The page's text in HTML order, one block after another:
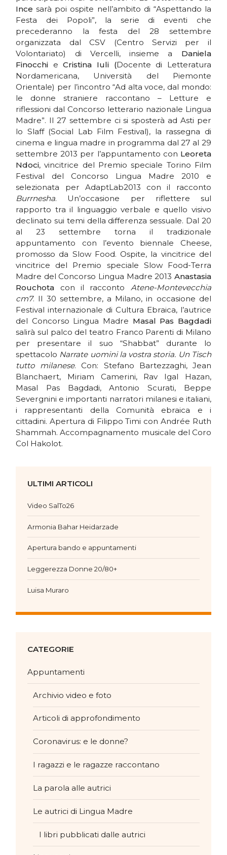
Ince sarà poi ospite nell’ambito di “Aspettando la
Festa dei Popoli”, la serie di eventi che
precederanno la festa del 28 settembre
organizzata dal CSV (Centro Servizi per il
Volontariato) di Vercelli, insieme a Daniela
Finocchi eCristina Iuli (Docente di Letteratura
Nordamericana, Università del Piemonte
Orientale) per l’incontro “Ad alta voce, dal mondo:
le donne straniere raccontano – Letture e
riflessioni dal Concorso letterario nazionale Lingua
Madre”. Il 27 settembre ci si sposterà ad Asti per
lo Slaff (Social Lab Film Festival), la rassegna di
cinema e lingua madre in programma dal 27 al 29
settembre 2013 per l’appuntamento con Leoreta
Ndoci, vincitrice del Premio speciale Torino Film
Festival del Concorso Lingua Madre 2010 e
selezionata per AdaptLab2013 con il racconto
Burrnesha. Un’occasione per riflettere sul
rapporto tra il linguaggio verbale e quello visivo
declinato sui temi della differenza sessuale. Dal 20
al 23 settembre torna il tradizionale
appuntamento con l’evento biennale Cheese,
promosso da Slow Food. Ospite, la vincitrice del
vincitrice del Premio speciale Slow Food-Terra
Madre del Concorso Lingua Madre 2013 Anastasia
Rouchota con il racconto Atene-Montevecchia
cm7. Il 30 settembre, a Milano, in occasione del
Festival internazionale di Cultura Ebraica, l’autrice
del Concorso Lingua Madre Masal Pas Bagdadi
salirà sul palco del teatro Franco Parenti di Milano
per presentare il suo “Shabbat” durante lo
spettacolo Narrate uomini la vostra storia. Un Tisch
tutto milanese. Con: Stefano Bartezzaghi, Jean
Blanchaert, Miriam Camerini, Rav Igal Hazan,
Masal Pas Bagdadi, Antonio Scurati, Beppe
Severgnini e importanti narratori milanesi e italiani,
i rappresentanti della Comunità ebraica e i
cittadini. Apertura di Filippo Timi con Andrée Ruth
Shammah. Accompagnamento musicale del Coro
Col Hakolot.
ULTIMI ARTICOLI
Video SalTo26
Armonia Bahar Heidarzade
Apertura bando e appuntamenti
Leggerezza Donne 20/80+
Luisa Muraro
CATEGORIE
Appuntamenti
Archivio video e foto
Articoli di approfondimento
Coronavirus: e le donne?
I ragazzi e le ragazze raccontano
La parola alle autrici
Le autrici di Lingua Madre
I libri pubblicati dalle autrici